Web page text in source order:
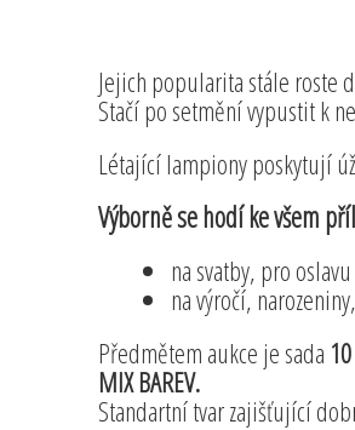
Jejich popularita stále roste
Stačí po setmění vypustit k
Létající lampiony poskytují
Výborně se hodí ke všem
na svatby, pro
na výročí,
Předmětem aukce je sada
MIX BAREV.
Standartní tvar zajišťující